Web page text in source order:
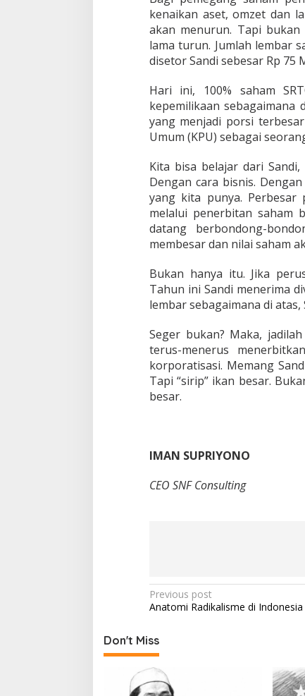
kenaikan aset, omzet dan
akan menurun. Tapi
lama turun. Jumlah lembar
disetor Sandi sebesar Rp
Hari ini, 100% saham
kepemilikaan
yang menjadi porsi
Umum (KPU) sebagai
Kita bisa belajar dari
Dengan cara bisnis.
yang kita punya. Perbesar
melalui penerbitan saham
datang berbondong-
membesar dan nilai saham
Bukan hanya itu. Jika
Tahun ini Sandi menerima
lembar sebagaimana di
Seger bukan? Maka,
terus-menerus
korporatisasi. Memang
Tapi “sirip” ikan besar.
besar.
IMAN SUPRIYONO
CEO SNF Consulting
P
o
s
t
n
Previous post
Anatomi Radikalisme di Indonesia
Don't Miss